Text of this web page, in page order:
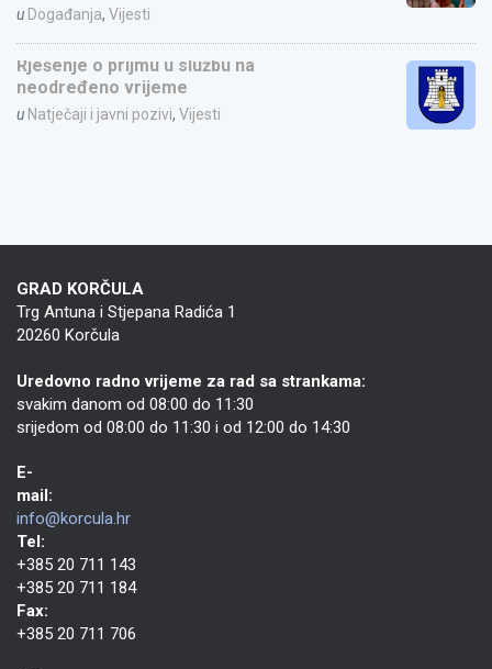
u Događanja, Vijesti
Rješenje o prijmu u službu na
neodređeno vrijeme
u Natječaji i javni pozivi, Vijesti
GRAD KORČULA
Trg Antuna i Stjepana Radića 1
20260 Korčula
Uredovno radno vrijeme za rad sa strankama:
svakim danom od 08:00 do 11:30
srijedom od 08:00 do 11:30 i od 12:00 do 14:30
E-
mail:
info@korcula.hr
Tel:
+385 20 711 143
+385 20 711 184
Fax:
+385 20 711 706